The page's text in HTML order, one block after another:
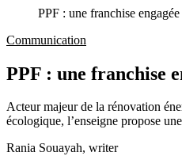
PPF : une franchise
Communication
PPF : une franchise
Acteur majeur de la rénovation
écologique, l’enseigne propose
Rania Souayah, writer